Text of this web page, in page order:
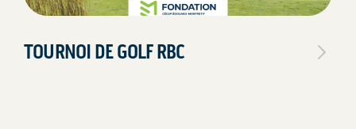
TOURNOI DE GOLF RBC